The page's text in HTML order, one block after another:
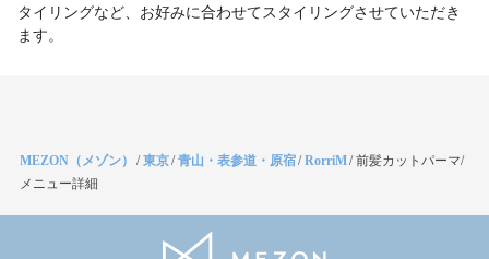
タイリングなど、お好みに合わせてスタイリングさせていただき
ます。
MEZON（メゾン） /東京/青山・表参道・原宿/RorriM/前髪カットパーマ/
メニュー詳細